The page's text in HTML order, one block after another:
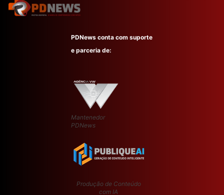
PDNews conta com suporte
e parceria de:
Mantenedor
PDNews
Produção de Conteúdo
com IA